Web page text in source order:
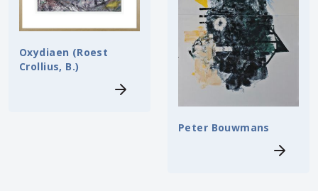
Oxydiaen (Roest
Crollius, B.)
Peter Bouwmans